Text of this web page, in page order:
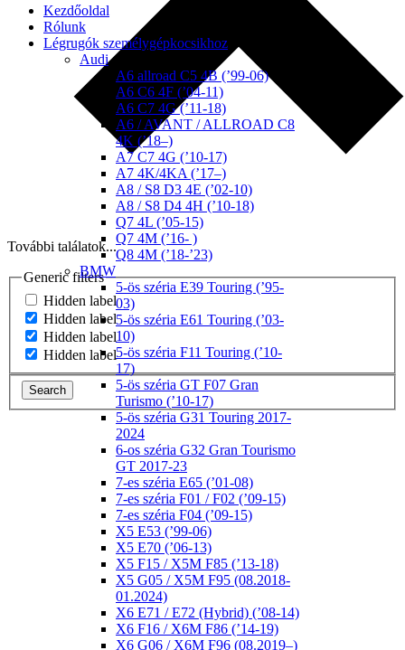
További találatok...
Generic filters
Hidden label
Hidden label
Hidden label
Hidden label
Search
Kezdőoldal
Rólunk
Légrugók személygépkocsikhoz
Audi
A6 allroad C5 4B (’99-06)
A6 C6 4F (’04-11)
A6 C7 4G (’11-18)
A6 / AVANT / ALLROAD C8
4K (’18–)
A7 C7 4G (’10-17)
A7 4K/4KA (’17–)
A8 / S8 D3 4E (’02-10)
A8 / S8 D4 4H (’10-18)
Q7 4L (’05-15)
Q7 4M (’16- )
Q8 4M (’18-’23)
BMW
5-ös széria E39 Touring (’95-
03)
5-ös széria E61 Touring (’03-
10)
5-ös széria F11 Touring (’10-
17)
5-ös széria GT F07 Gran
Turismo (’10-17)
5-ös széria G31 Touring 2017-
2024
6-os széria G32 Gran Tourismo
GT 2017-23
7-es széria E65 (’01-08)
7-es széria F01 / F02 (’09-15)
7-es széria F04 (’09-15)
X5 E53 (’99-06)
X5 E70 (’06-13)
X5 F15 / X5M F85 (’13-18)
X5 G05 / X5M F95 (08.2018-
01.2024)
X6 E71 / E72 (Hybrid) (’08-14)
X6 F16 / X6M F86 (’14-19)
X6 G06 / X6M F96 (08.2019–)